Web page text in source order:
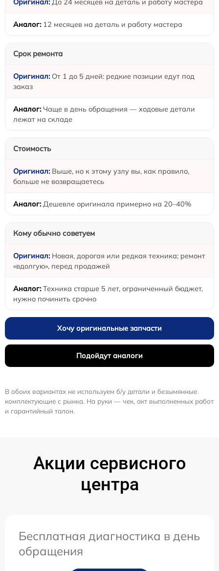
До 24 месяцев на деталь и работу мастера
12 месяцев на деталь и работу мастера
Срок ремонта
От 1 до 5 дней: редкие позиции едут под
заказ
Чаще в день обращения — ходовые детали
лежат на складе
Стоимость
Выше, но к этому узлу вы, как правило,
больше не возвращаетесь
Дешевле оригинала примерно на 20–40%
Кому обычно советуем
Новая, дорогая или редкая техника; ремонт
«вдолгую», перед продажей
Техника старше 5 лет, ограниченный бюджет,
нужно починить срочно
Хочу оригинальные запчасти
Подойдут аналоги
В обоих вариантах не используем б/у детали и безымянные
комплектующие с рынка. На руки — чек, акт выполненных работ
и гарантийный талон.
Акции сервисного
центра
Бесплатная диагностика в день
обращения